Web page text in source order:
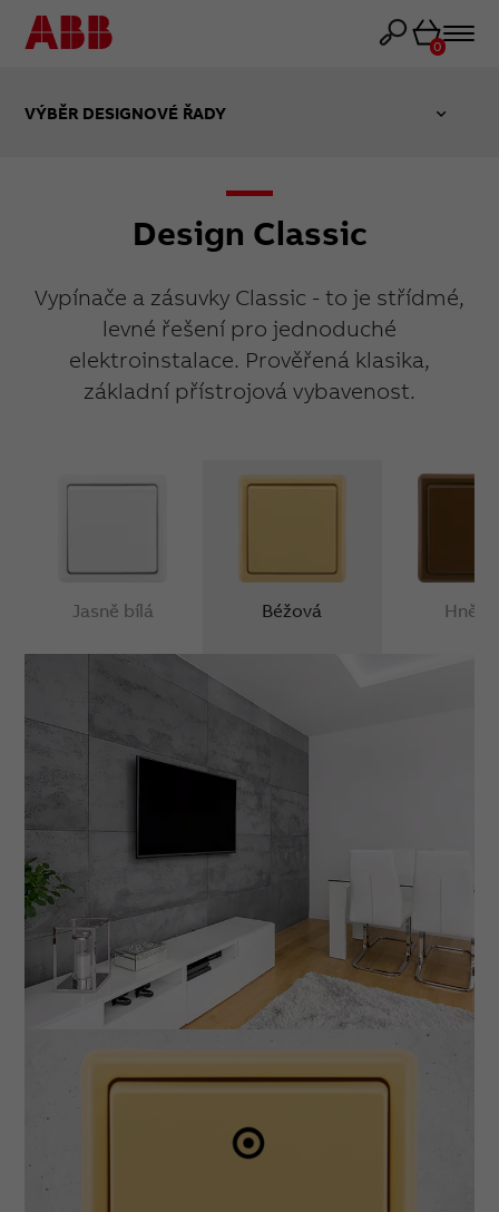
Košík
0
VÝBĚR DESIGNOVÉ ŘADY
Design Classic
Vypínače a zásuvky Classic - to je střídmé,
levné řešení pro jednoduché
elektroinstalace. Prověřená klasika,
základní přístrojová vybavenost.
Jasně bílá Béžová Hnědá